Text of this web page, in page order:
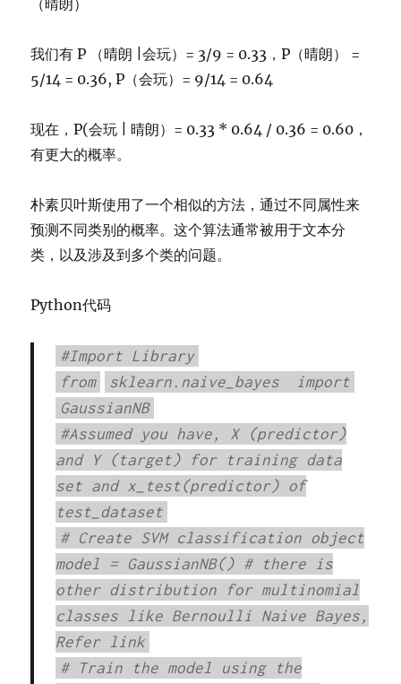
（晴朗）
我们有 P （晴朗 |会玩）= 3/9 = 0.33，P（晴朗） =
5/14 = 0.36, P（会玩）= 9/14 = 0.64
现在，P(会玩 | 晴朗）= 0.33 * 0.64 / 0.36 = 0.60，
有更大的概率。
朴素贝叶斯使用了一个相似的方法，通过不同属性来
预测不同类别的概率。这个算法通常被用于文本分
类，以及涉及到多个类的问题。
Python代码
#Import Library
from
sklearn.naive_bayes
import
GaussianNB
#Assumed you have, X (predictor)
and Y (target) for training data
set and x_test(predictor) of
test_dataset
# Create SVM classification object
model = GaussianNB() # there is
other distribution for multinomial
classes like Bernoulli Naive Bayes,
Refer link
# Train the model using the